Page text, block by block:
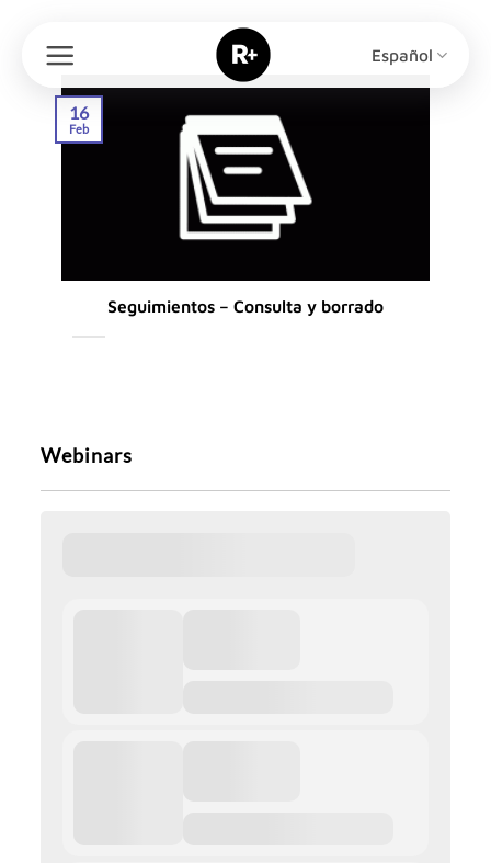
contenido
Español
Seguimientos – Consulta y borrado
16
Feb
Webinars